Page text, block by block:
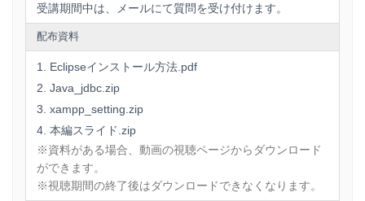
この講座では
・Javaプログラムからデータベースへのアクセスの方法
・Javaプログラムから「検索」「登録」「更新」「削除」す
・Javaを利用したデータベースプログラムの設計方法
などのJavaからデータベースを利用する方法を習得すること
ができます。
---------------------------------------------------
コンテンツ作成時のEclipseと近年のEclipseでは大きな変化が
あり
Javaのプロジェクトの仕様も少し変化をしています。
またコンテンツ作成時のEclipseは
もうダウンロードもできなくなっているものも多く
「Eclipseインストール方法.pdf」の手順に沿って
それに伴いJavaプロジェクトも
最新のEclispeに対応した形に変更していますので
そちらをご利用することを推奨します(Java_jdbc.zipをダウン
ロードください。）。
受講期間中は、メールにて質問を受け付けます。
配布資料
Eclipseインストール方法.pdf
Java_jdbc.zip
xampp_setting.zip
本編スライド.zip
※資料がある場合、動画の視聴ページからダウンロード
ができます。
※視聴期間の終了後はダウンロードできなくなります。